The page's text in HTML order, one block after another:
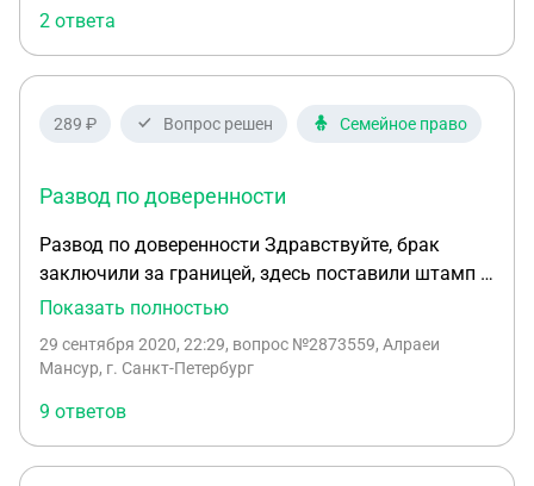
2 ответа
289 ₽ Вопрос решен Семейное право
Развод по доверенности
Развод по доверенности Здравствуйте, брак
заключили за границей, здесь поставили штамп в
паспортах о том что мы в браке через паспортный
работаю и нахожусь за пределами России… Мой
чтобы он проходил все процедуры развода, если я
не нахожусь в России? Моя супруга в России
находится. Если можно, какие документы нужны?
Показать полностью
29 сентября 2020, 22:29, вопрос №2873559, Алраеи
Мансур, г. Санкт-Петербург
9 ответов